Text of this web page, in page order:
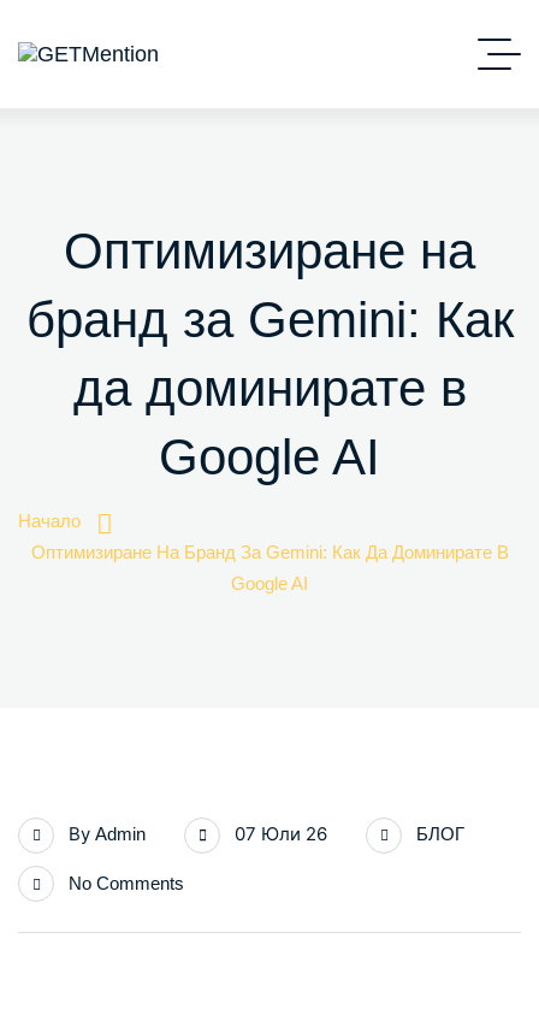
Оптимизиране на
бранд за Gemini: Как
да доминирате в
Google AI
Начало
Оптимизиране На Бранд За Gemini: Как Да Доминирате В
Google AI
By Admin 07 Юли 26 БЛОГ
No Comments